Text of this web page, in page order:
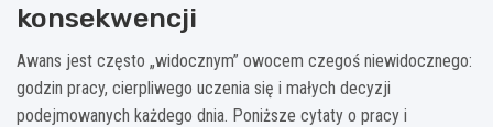
konsekwencji
Awans jest często „widocznym” owocem czegoś niewidocznego:
godzin pracy, cierpliwego uczenia się i małych decyzji
podejmowanych każdego dnia. Poniższe cytaty o pracy i